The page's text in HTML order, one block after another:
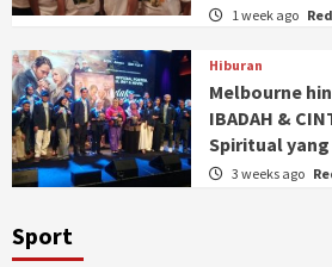
1 week ago
Hiburan
Melbourne
IBADAH &
Spiritual
3 weeks ago
Sport